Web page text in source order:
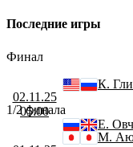
Последние игры
Финал
02.11.25
05:00
К.
Е.
1/2 финала
М.